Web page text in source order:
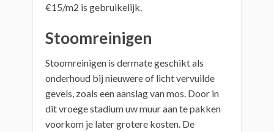
€15/m2 is gebruikelijk.
Stoomreinigen
Stoomreinigen is dermate geschikt als
onderhoud bij nieuwere of licht vervuilde
gevels, zoals een aanslag van mos. Door in
dit vroege stadium uw muur aan te pakken
voorkom je later grotere kosten. De